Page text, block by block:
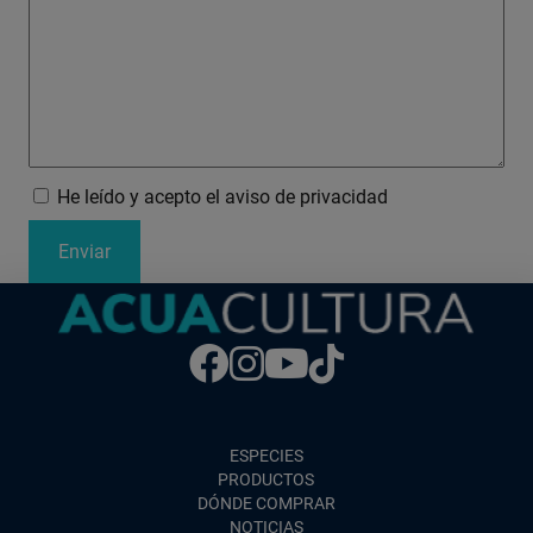
He leído y acepto el aviso de privacidad
ESPECIES
PRODUCTOS
DÓNDE COMPRAR
NOTICIAS